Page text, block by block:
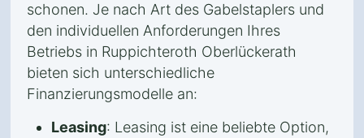
schonen. Je nach Art des Gabelstaplers und
den individuellen Anforderungen Ihres
Betriebs in Ruppichteroth Oberlückerath
bieten sich unterschiedliche
Finanzierungsmodelle an:
Leasing: Leasing ist eine beliebte Option,